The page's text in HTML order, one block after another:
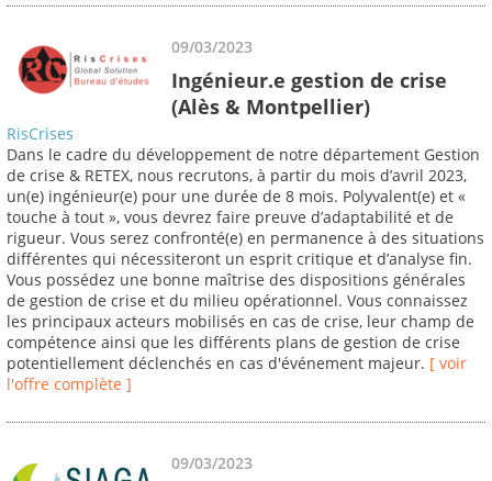
09/03/2023
Ingénieur.e gestion de crise
(Alès & Montpellier)
RisCrises
Dans le cadre du développement de notre département Gestion
de crise & RETEX, nous recrutons, à partir du mois d’avril 2023,
un(e) ingénieur(e) pour une durée de 8 mois. Polyvalent(e) et «
touche à tout », vous devrez faire preuve d’adaptabilité et de
rigueur. Vous serez confronté(e) en permanence à des situations
différentes qui nécessiteront un esprit critique et d’analyse fin.
Vous possédez une bonne maîtrise des dispositions générales
de gestion de crise et du milieu opérationnel. Vous connaissez
les principaux acteurs mobilisés en cas de crise, leur champ de
compétence ainsi que les différents plans de gestion de crise
potentiellement déclenchés en cas d'événement majeur. [ voir
l'offre complète ]
09/03/2023